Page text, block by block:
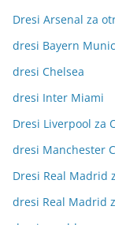
Dresi Arsenal za
dresi Bayern
dresi Chelsea
dresi Inter Miami
Dresi Liverpool za
dresi Manchester
Dresi Real Madrid
dresi Real Madrid